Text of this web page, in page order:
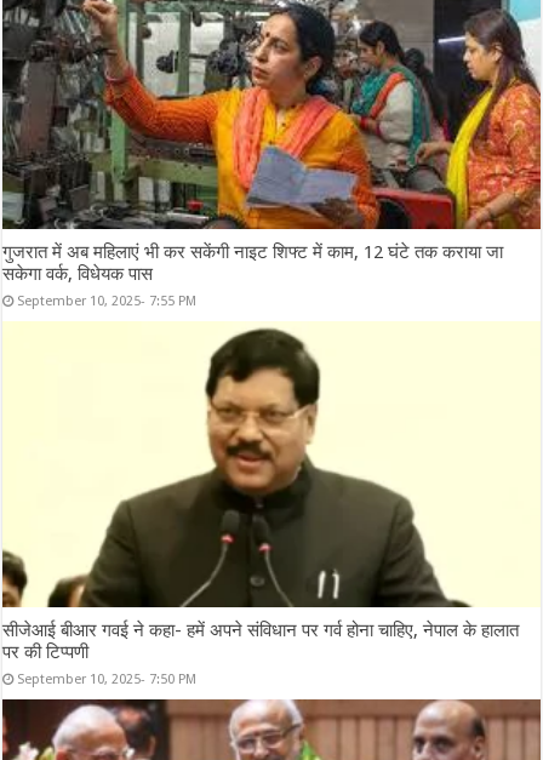
गुजरात में अब महिलाएं भी कर सकेंगी नाइट शिफ्ट में काम, 12 घंटे तक कराया जा
सकेगा वर्क, विधेयक पास
September 10, 2025- 7:55 PM
सीजेआई बीआर गवई ने कहा- हमें अपने संविधान पर गर्व होना चाहिए, नेपाल के हालात
पर की टिप्पणी
September 10, 2025- 7:50 PM